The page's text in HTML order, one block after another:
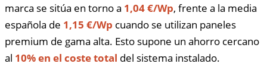
marca se sitúa en torno a 1,04 €/Wp, frente a la media
española de 1,15 €/Wp cuando se utilizan paneles
premium de gama alta. Esto supone un ahorro cercano
al 10% en el coste total del sistema instalado.